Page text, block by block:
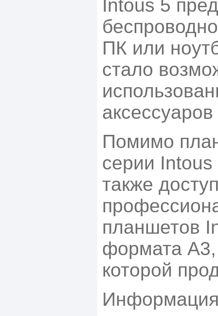
Intous 5
ПК или
стало
Помимо
серии Intous
также
планшетов
формата А3,
которой